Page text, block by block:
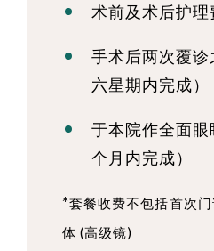
术前及术后护理
手术后两次覆
六星期内完成）
于本院作全面
个月内完成）
*套餐收费不包括首次
体 (高级镜)